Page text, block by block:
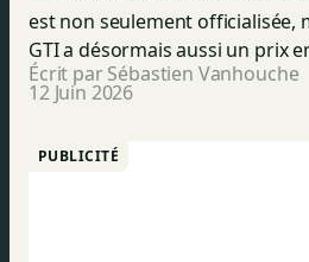
est non seulement officialisée,
GTI a désormais aussi un prix
Écrit par Sébastien Vanhouche
12 Juin 2026
PUBLICITÉ